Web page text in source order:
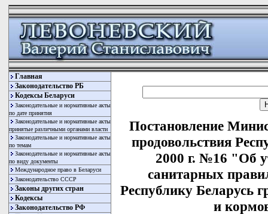
Главная
Законодательство РБ
Кодексы Беларуси
Законодательные и нормативные акты
по дате принятия
Законодательные и нормативные акты
принятые различными органами власти
Законодательные и нормативные акты
по темам
Законодательные и нормативные акты
по виду документы
Международное право в Беларуси
Законодательство СССР
Законы других стран
Кодексы
Законодательство РФ
Постановление
продовольствия
2000 г. №16 "Об
санитарных
Республику Беларусь
и